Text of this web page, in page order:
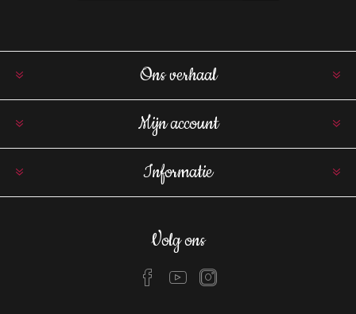
Ons verhaal
Mijn account
Informatie
Volg ons